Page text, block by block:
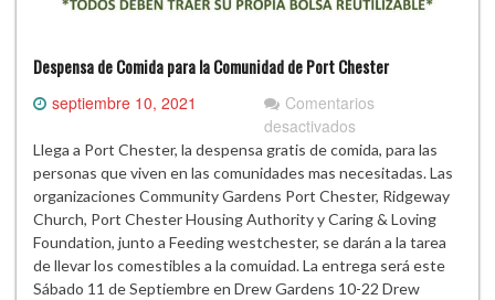
Despensa de Comida para la Comunidad de Port Chester
septiembre 10, 2021
Comentarios
desactivadosen
Despensa
de
Comida
para
la
Comunidad
de
Llega a Port Chester, la despensa gratis de comida, para las
personas que viven en las comunidades mas necesitadas. Las
organizaciones Community Gardens Port Chester, Ridgeway
Church, Port Chester Housing Authority y Caring & Loving
Foundation, junto a Feeding westchester, se darán a la tarea
de llevar los comestibles a la comuidad. La entrega será este
Sábado 11 de Septiembre en Drew Gardens 10-22 Drew